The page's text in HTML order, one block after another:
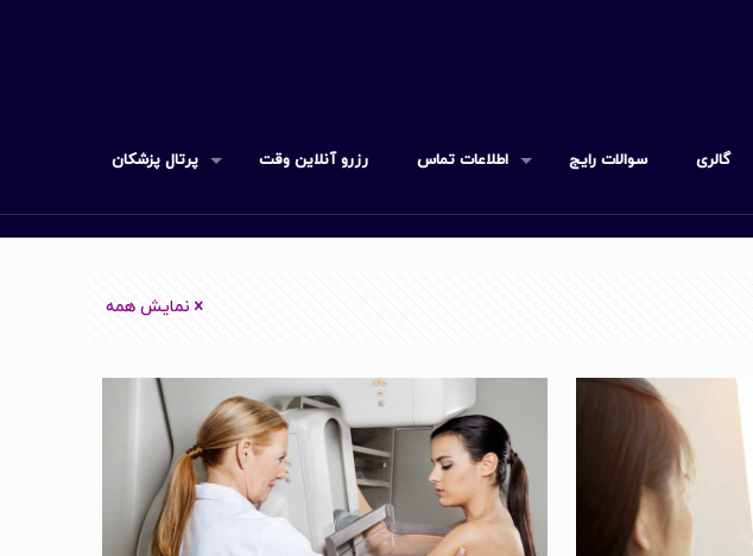
گالری سوالات رایج اطلاعات تماس رزرو آنلاین وقت پرتال پزشکان
نمایش همه